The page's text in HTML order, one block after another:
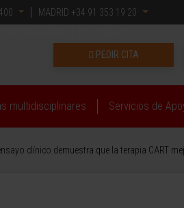
MADRID +34 91 353 19 20
PEDIR CITA
multidisciplinares Servicios de
clínico demuestra que la terapia CART